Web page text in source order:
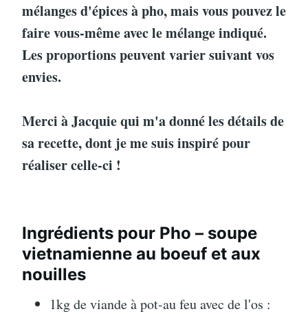
mélanges d'épices à pho, mais vous pouvez le
faire vous-même avec le mélange indiqué.
Les proportions peuvent varier suivant vos
envies.
Merci à Jacquie qui m'a donné les détails de
sa recette, dont je me suis inspiré pour
réaliser celle-ci !
Ingrédients pour Pho – soupe
vietnamienne au boeuf et aux
nouilles
1kg de viande à pot-au feu avec de l'os :